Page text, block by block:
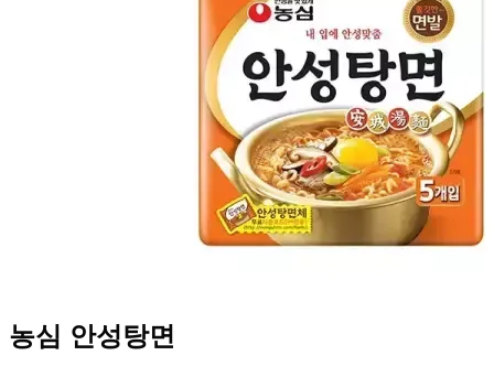
농심 안성탕면